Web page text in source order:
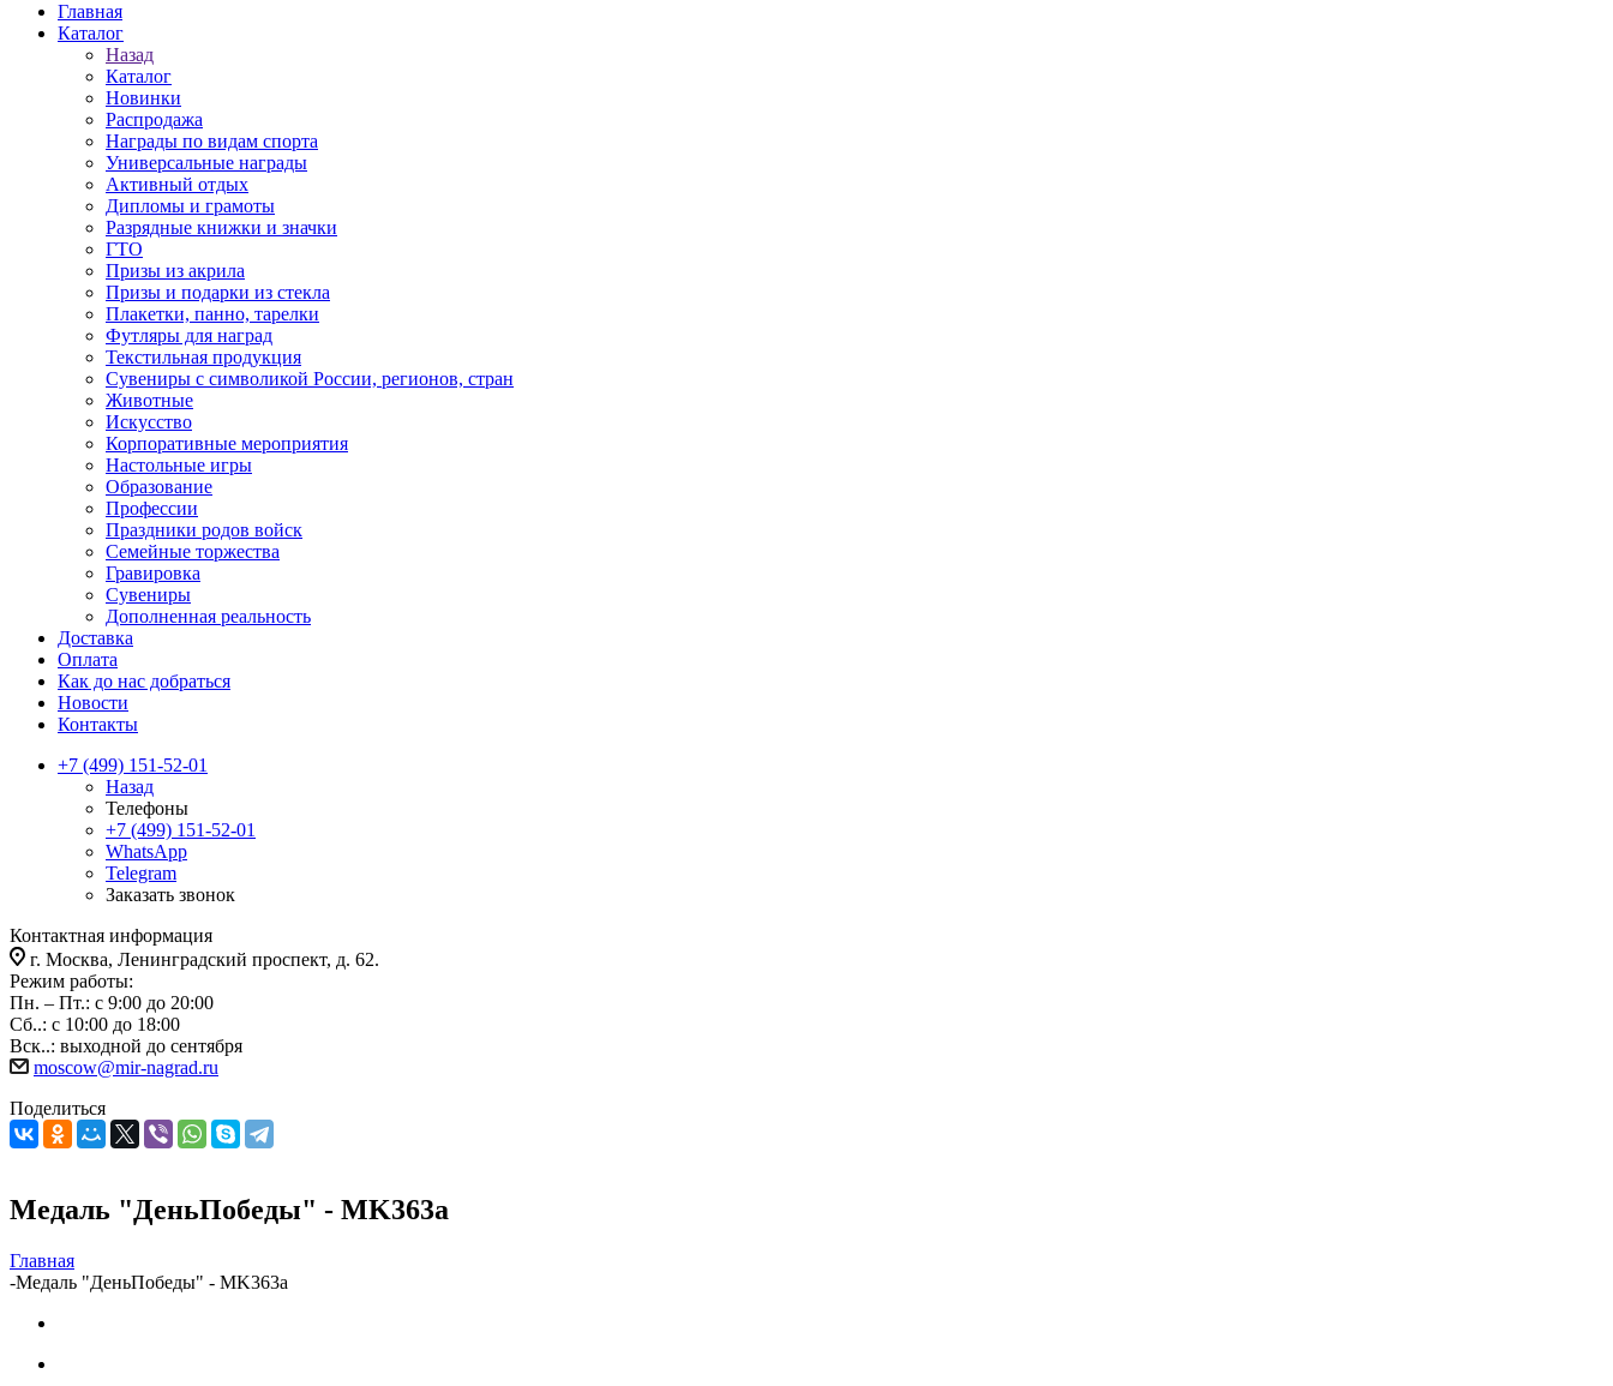
Главная
Каталог
Назад
Каталог
Новинки
Распродажа
Награды по видам спорта
Универсальные награды
Активный отдых
Дипломы и грамоты
Разрядные книжки и значки
ГТО
Призы из акрила
Призы и подарки из стекла
Плакетки, панно, тарелки
Футляры для наград
Текстильная продукция
Сувениры с символикой России, регионов, стран
Животные
Искусство
Корпоративные мероприятия
Настольные игры
Образование
Профессии
Праздники родов войск
Семейные торжества
Гравировка
Сувениры
Дополненная реальность
Доставка
Оплата
Как до нас добраться
Новости
Контакты
+7 (499) 151-52-01
Назад
Телефоны
+7 (499) 151-52-01
WhatsApp
Telegram
Заказать звонок
Контактная информация
г. Москва, Ленинградский проспект, д. 62.
Режим работы:
Пн. – Пт.: с 9:00 до 20:00
Сб..: с 10:00 до 18:00
Вск..: выходной до сентября
moscow@mir-nagrad.ru
Поделиться
Медаль "ДеньПобеды" - MK363a
Главная
-Медаль "ДеньПобеды" - MK363a